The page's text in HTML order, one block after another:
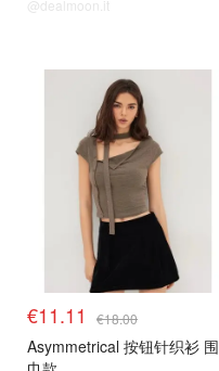
@dealmoon.it
€11.11 €18.00
Asymmetrical 按钮针织衫 围